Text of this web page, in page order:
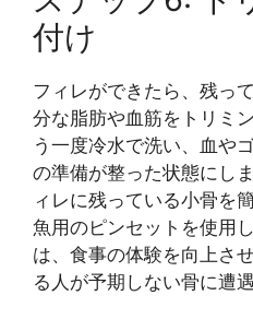
付け
フィレができたら、残っ
分な脂肪や血筋をトリミ
う一度冷水で洗い、血や
の準備が整った状態にしま
ィレに残っている小骨を
魚用のピンセットを使用
は、食事の体験を向上さ
る人が予期しない骨に遭